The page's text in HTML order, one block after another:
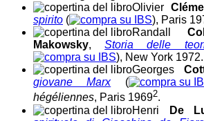
Olivier
spirito (
), Paris
Randall
Makowsky,Storia delle
), New York 1972.
Georges
giovane Marx(
hégéliennes, Paris 19692.
Henri
De